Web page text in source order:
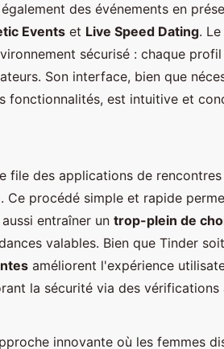
des événements en
Events et Live Speed Dating.
sécurisé : chaque
Son interface, bien que
fonctionnalités, est intuitive et
file des applications de
. Ce procédé simple et rapide
entraîner un trop-plein de
valables. Bien que Tinder soit
améliorent l'expérience
la sécurité via des vérifications
innovante où les femmes